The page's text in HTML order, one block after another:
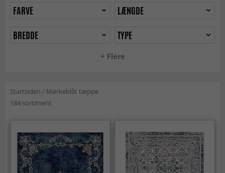
+ Flere
FARVE
LÆNGDE
BREDDE
TYPE
Startsiden / Mørkeblåt tæppe
184 sortiment